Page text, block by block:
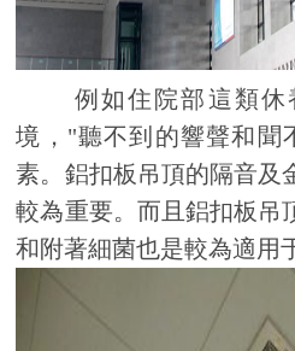
例如住院部這類休
境，"聽不到的響聲和聞
素。鋁扣板吊頂的隔音及
較為重要。而且鋁扣板吊
和附著細菌也是較為適用